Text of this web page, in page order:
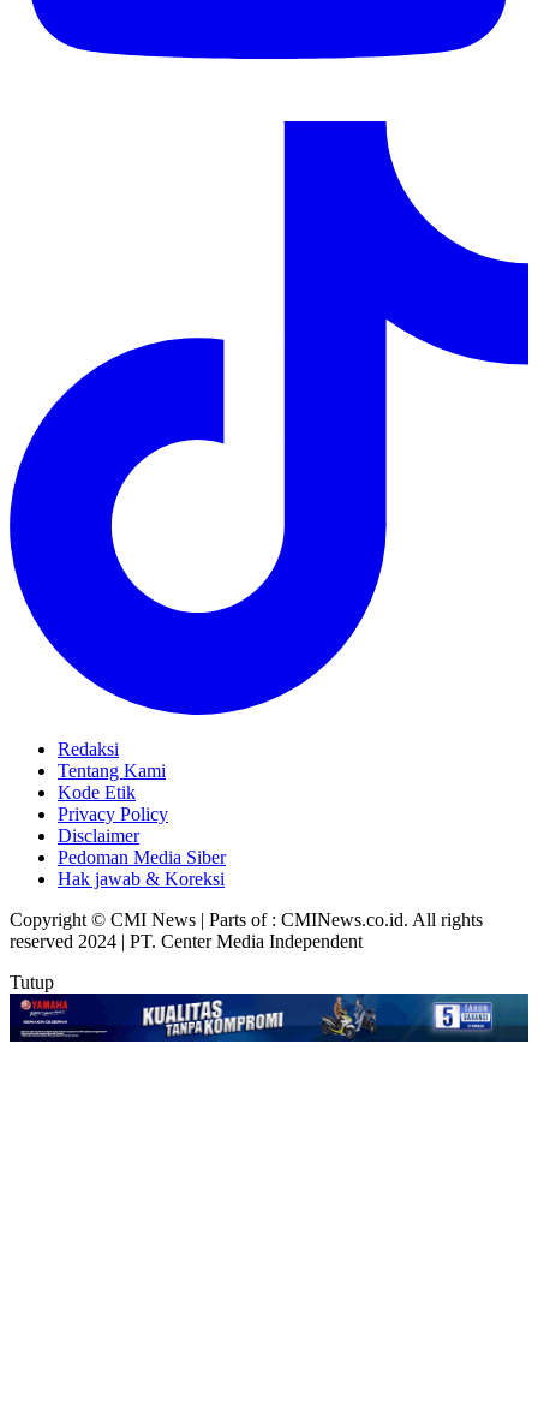
Redaksi
Tentang Kami
Kode Etik
Privacy Policy
Disclaimer
Pedoman Media Siber
Hak jawab & Koreksi
Copyright © CMI News | Parts of : CMINews.co.id. All rights
reserved 2024 | PT. Center Media Independent
Tutup